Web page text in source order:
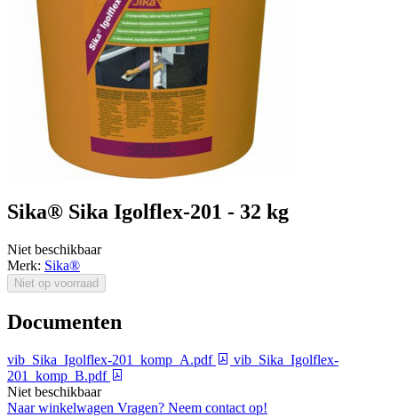
Sika® Sika Igolflex-201 - 32 kg
Niet beschikbaar
Merk: Sika®
Niet op voorraad
Documenten
vib_Sika_Igolflex-201_komp_A.pdf
vib_Sika_Igolflex-
201_komp_B.pdf
Niet beschikbaar
Naar winkelwagen Vragen? Neem contact op!